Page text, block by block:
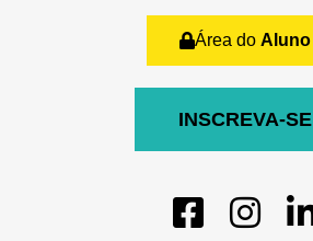
Área do Aluno
INSCREVA-SE